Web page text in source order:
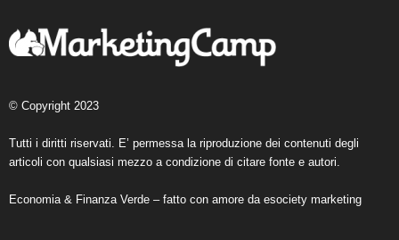
© Copyright 2023
Tutti i diritti riservati. E’ permessa la riproduzione dei contenuti degli
articoli con qualsiasi mezzo a condizione di citare fonte e autori.
Economia & Finanza Verde – fatto con amore da esociety marketing